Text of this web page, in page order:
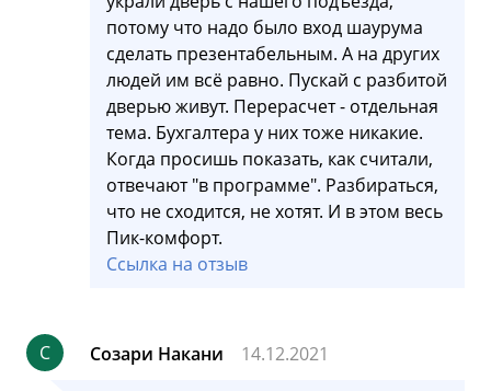
потому что надо было вход шаурума
сделать презентабельным. А на других
людей им всё равно. Пускай с разбитой
дверью живут. Перерасчет - отдельная
тема. Бухгалтера у них тоже никакие.
Когда просишь показать, как считали,
отвечают "в программе". Разбираться,
что не сходится, не хотят. И в этом весь
Пик-комфорт.
Ссылка на отзыв
С Созари Накани 14.12.2021